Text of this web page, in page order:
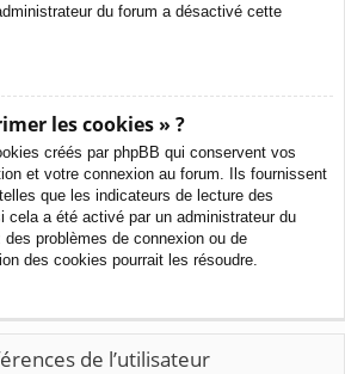
du forum a désactivé cette
les cookies » ?
créés par phpBB qui conservent vos
et votre connexion au forum. Ils fournissent
que les indicateurs de lecture des
cela a été activé par un administrateur du
problèmes de connexion ou de
des cookies pourrait les résoudre.
de l’utilisateur